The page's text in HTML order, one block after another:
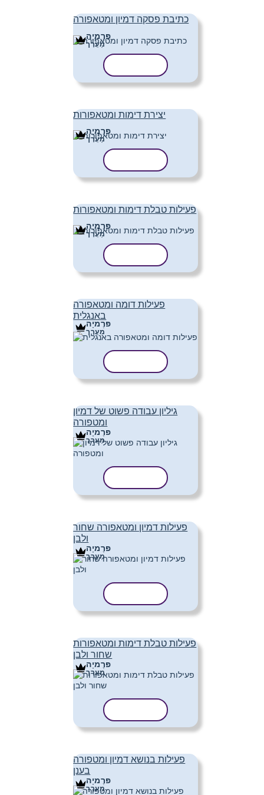
כתיבת פסקה דמיון ומטאפורה
פּרֶמיָה
מַעֲרָך
יצירת דימות ומטאפורות
פּרֶמיָה
מַעֲרָך
פעילות טבלת דימות ומטאפורות
פּרֶמיָה
מַעֲרָך
פעילות דומה ומטאפורה
באנגלית
פּרֶמיָה
מַעֲרָך
גיליון עבודה פשוט של דמיון
ומטפורה
פּרֶמיָה
מַעֲרָך
פעילות דמיון ומטאפורה שחור
ולבן
פּרֶמיָה
מַעֲרָך
פעילות טבלת דימות ומטאפורות
שחור ולבן
פּרֶמיָה
מַעֲרָך
פעילות בנושא דמיון ומטפורה
בענן
פּרֶמיָה
מַעֲרָך